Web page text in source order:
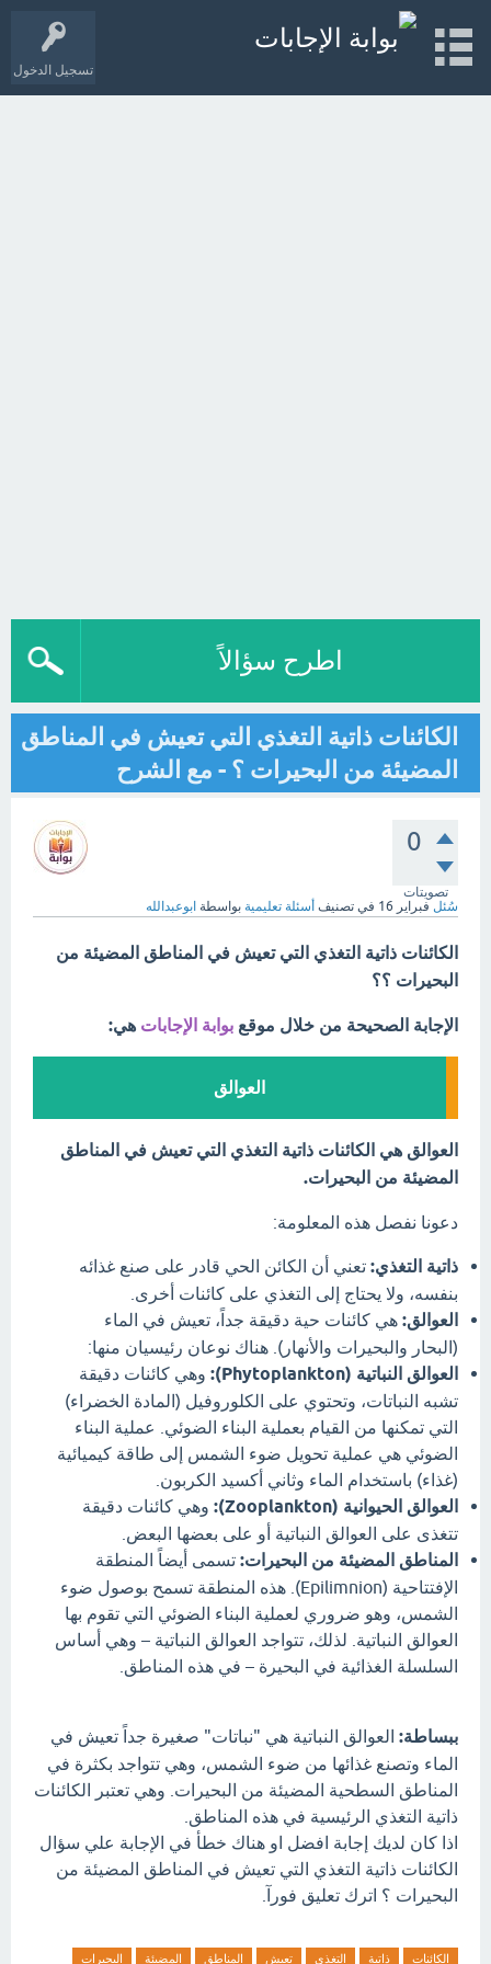
تسجيل الدخول
اطرح سؤالاً
الكائنات ذاتية التغذي التي تعيش في المناطق
المضيئة من البحيرات ؟ - مع الشرح
0
تصويتات
سُئل فبراير 16 في تصنيف أسئلة تعليمية بواسطة ابوعبدالله
الكائنات ذاتية التغذي التي تعيش في المناطق المضيئة من
البحيرات ؟؟
الإجابة الصحيحة من خلال موقع بوابة الإجابات هي:
العوالق
العوالق هي الكائنات ذاتية التغذي التي تعيش في المناطق
المضيئة من البحيرات.
دعونا نفصل هذه المعلومة:
ذاتية التغذي: تعني أن الكائن الحي قادر على صنع غذائه
بنفسه، ولا يحتاج إلى التغذي على كائنات أخرى.
العوالق: هي كائنات حية دقيقة جداً، تعيش في الماء
(البحار والبحيرات والأنهار). هناك نوعان رئيسيان منها:
العوالق النباتية (Phytoplankton):
وهي كائنات دقيقة
تشبه النباتات، وتحتوي على الكلوروفيل (المادة الخضراء)
التي تمكنها من القيام بعملية البناء الضوئي. عملية البناء
الضوئي هي عملية تحويل ضوء الشمس إلى طاقة كيميائية
(غذاء) باستخدام الماء وثاني أكسيد الكربون.
العوالق الحيوانية (Zooplankton):
وهي كائنات دقيقة
تتغذى على العوالق النباتية أو على بعضها البعض.
المناطق المضيئة من البحيرات: تسمى أيضاً المنطقة
الإفتتاحية (Epilimnion). هذه المنطقة تسمح بوصول ضوء
الشمس، وهو ضروري لعملية البناء الضوئي التي تقوم بها
العوالق النباتية. لذلك، تتواجد العوالق النباتية – وهي أساس
السلسلة الغذائية في البحيرة – في هذه المناطق.
ببساطة: العوالق النباتية هي "نباتات" صغيرة جداً تعيش في
الماء وتصنع غذائها من ضوء الشمس، وهي تتواجد بكثرة في
المناطق السطحية المضيئة من البحيرات. وهي تعتبر الكائنات
ذاتية التغذي الرئيسية في هذه المناطق.
اذا كان لديك إجابة افضل او هناك خطأ في الإجابة علي سؤال
الكائنات ذاتية التغذي التي تعيش في المناطق المضيئة من
البحيرات ؟ اترك تعليق فورآ.
الكائنات ذاتية التغذي تعيش المناطق المضيئة البحيرات